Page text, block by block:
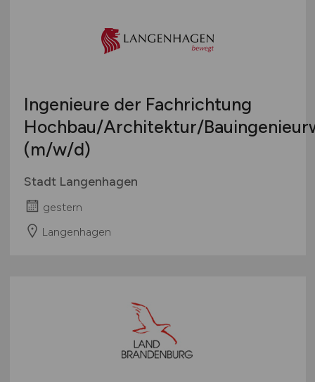
Ingenieure der Fachrichtung
Hochbau/Architektur/
(m/w/d)
Stadt Langenhagen
gestern
Langenhagen